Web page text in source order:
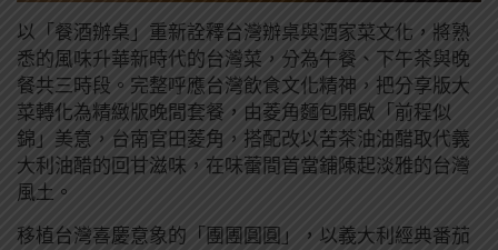
以「餐酒辦桌」重新詮釋台灣辦桌與酒家菜文化，將熟
悉的風味升華新時代的台灣菜，分為午餐、下午茶與晚
餐共三時段。完整呼應台灣飲食文化精神，把分享版大
菜轉化為精緻版晚間套餐，由菱角麵包開啟「前程似
錦」美意，台南官田菱角，搭配改以苦茶油油醋取代義
大利油醋的回甘滋味，在味蕾間首當鋪陳起淡雅的台灣
風土。
移植台灣喜慶意象的「團團圓圓」，以義大利經典番茄